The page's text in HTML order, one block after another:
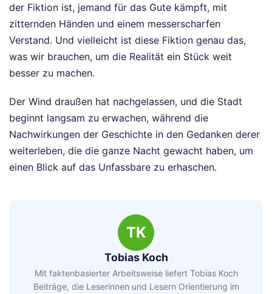
der Fiktion ist, jemand für das Gute kämpft, mit
zitternden Händen und einem messerscharfen
Verstand. Und vielleicht ist diese Fiktion genau das,
was wir brauchen, um die Realität ein Stück weit
besser zu machen.
Der Wind draußen hat nachgelassen, und die Stadt
beginnt langsam zu erwachen, während die
Nachwirkungen der Geschichte in den Gedanken derer
weiterleben, die die ganze Nacht gewacht haben, um
einen Blick auf das Unfassbare zu erhaschen.
TK
Tobias Koch
Mit faktenbasierter Arbeitsweise liefert Tobias Koch
Beiträge, die Leserinnen und Lesern Orientierung im